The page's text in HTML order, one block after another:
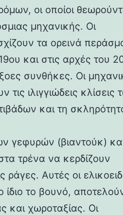
οι οποίοι
μηχανικής. Οι
τα ορεινά
και στις αρχές του
συνθήκες. Οι
ιλιγγιώδεις κλίσεις
και τη
γεφυρών (βιαντούκ)
τρένα να κερδίζουν
Αυτές οι
το βουνό,
και χωροταξίας. Οι